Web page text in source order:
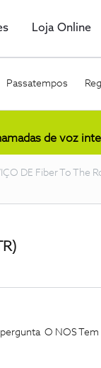
Loja Online
Passatempos
de voz
DE Fiber To The
O NOS